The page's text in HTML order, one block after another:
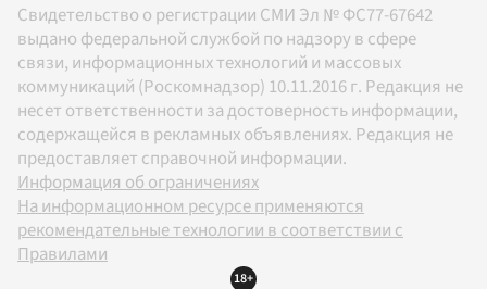
Свидетельство о регистрации СМИ Эл № ФС77-67642
выдано федеральной службой по надзору в сфере
связи, информационных технологий и массовых
коммуникаций (Роскомнадзор) 10.11.2016 г. Редакция не
несет ответственности за достоверность информации,
содержащейся в рекламных объявлениях. Редакция не
предоставляет справочной информации.
Информация об ограничениях
На информационном ресурсе применяются
рекомендательные технологии в соответствии с
Правилами
18+